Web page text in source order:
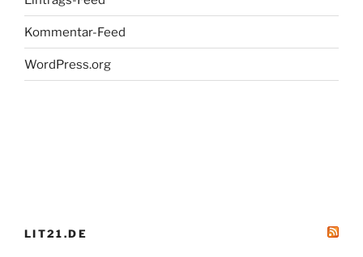
Kommentar-Feed
WordPress.org
LIT21.DE